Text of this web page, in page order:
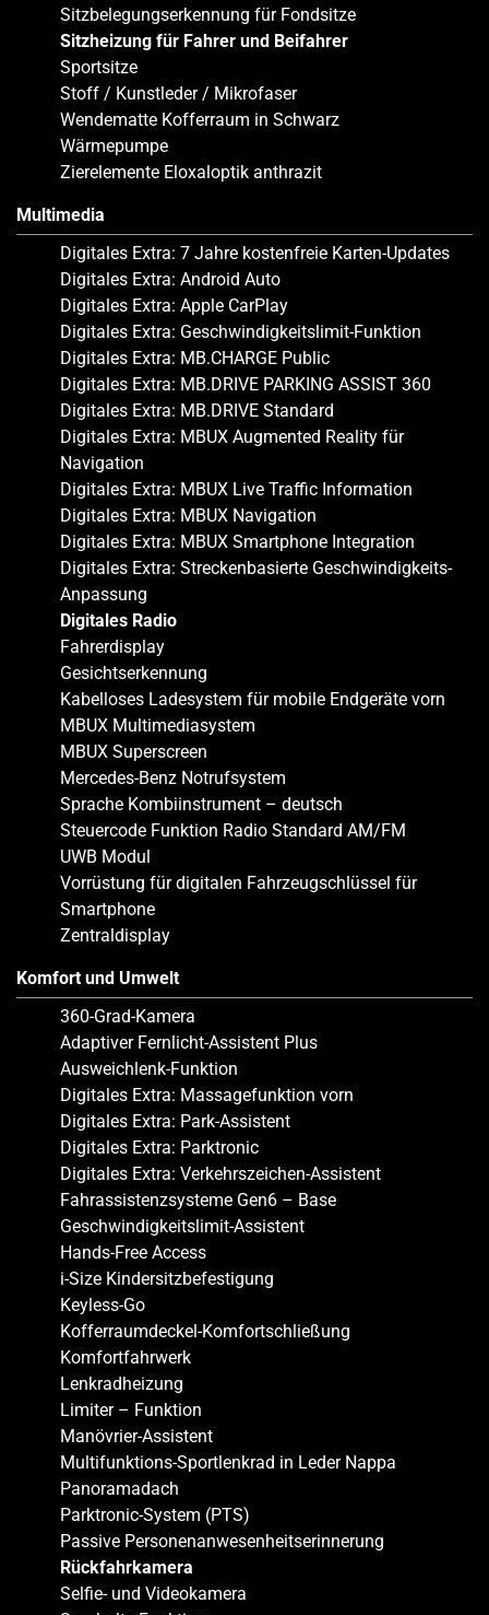
Sitzbelegungserkennung für Fondsitze
Sitzheizung für Fahrer und Beifahrer
Sportsitze
Stoff / Kunstleder / Mikrofaser
Wendematte Kofferraum in Schwarz
Wärmepumpe
Zierelemente Eloxaloptik anthrazit
Multimedia
Digitales Extra: 7 Jahre kostenfreie Karten-Updates
Digitales Extra: Android Auto
Digitales Extra: Apple CarPlay
Digitales Extra: Geschwindigkeitslimit-Funktion
Digitales Extra: MB.CHARGE Public
Digitales Extra: MB.DRIVE PARKING ASSIST 360
Digitales Extra: MB.DRIVE Standard
Digitales Extra: MBUX Augmented Reality für
Navigation
Digitales Extra: MBUX Live Traffic Information
Digitales Extra: MBUX Navigation
Digitales Extra: MBUX Smartphone Integration
Digitales Extra: Streckenbasierte Geschwindigkeits-
Anpassung
Digitales Radio
Fahrerdisplay
Gesichtserkennung
Kabelloses Ladesystem für mobile Endgeräte vorn
MBUX Multimediasystem
MBUX Superscreen
Mercedes-Benz Notrufsystem
Sprache Kombiinstrument – deutsch
Steuercode Funktion Radio Standard AM/FM
UWB Modul
Vorrüstung für digitalen Fahrzeugschlüssel für
Smartphone
Zentraldisplay
Komfort und Umwelt
360-Grad-Kamera
Adaptiver Fernlicht-Assistent Plus
Ausweichlenk-Funktion
Digitales Extra: Massagefunktion vorn
Digitales Extra: Park-Assistent
Digitales Extra: Parktronic
Digitales Extra: Verkehrszeichen-Assistent
Fahrassistenzsysteme Gen6 – Base
Geschwindigkeitslimit-Assistent
Hands-Free Access
i-Size Kindersitzbefestigung
Keyless-Go
Kofferraumdeckel-Komfortschließung
Komfortfahrwerk
Lenkradheizung
Limiter – Funktion
Manövrier-Assistent
Multifunktions-Sportlenkrad in Leder Nappa
Panoramadach
Parktronic-System (PTS)
Passive Personenanwesenheitserinnerung
Rückfahrkamera
Selfie- und Videokamera